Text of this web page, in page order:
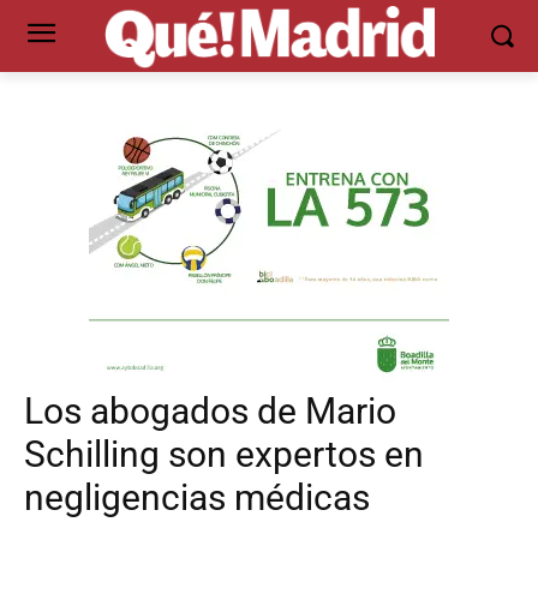
Los abogados de Mario
Schilling son expertos en
negligencias médicas